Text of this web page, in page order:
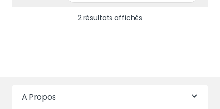
2 résultats affichés
A Propos